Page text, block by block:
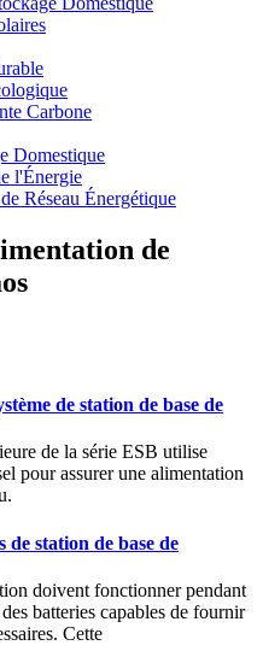
Carbone
Domestique
l'Énergie
Réseau Énergétique
de
de station de base de
de la série ESB utilise
pour assurer une alimentation
de station de base de
doivent fonctionner pendant
batteries capables de fournir
Cette